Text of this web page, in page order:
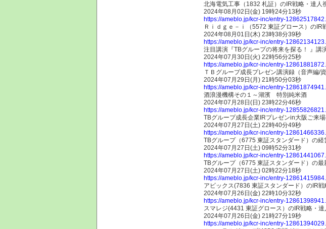
北海電気工事（1832 札証）のIR戦略・達人
2024年08月02日(金) 19時24分13秒
https://ameblo.jp/kcr-inc/entry-
Ｒｉｄｇｅ－ｉ（5572 東証グロース）のIR
2024年08月01日(木) 23時38分39秒
https://ameblo.jp/kcr-inc/entry-
注目講演『TBグループの将来を探る！ 』講
2024年07月30日(火) 22時56分25秒
https://ameblo.jp/kcr-inc/entry-
ＴＢグループ成長プレゼン講演録（音声編/
2024年07月29日(月) 21時50分03秒
https://ameblo.jp/kcr-inc/entry-
酒浪漫機構その１～湖濱 特別純米酒
2024年07月28日(日) 23時22分46秒
https://ameblo.jp/kcr-inc/entry-
TBグループ成長企業IRプレゼンin大阪ご来
2024年07月27日(土) 22時40分49秒
https://ameblo.jp/kcr-inc/entry-
TBグループ（6775 東証スタンダード）の経
2024年07月27日(土) 09時52分31秒
https://ameblo.jp/kcr-inc/entry-
TBグループ（6775 東証スタンダード）の最
2024年07月27日(土) 02時22分18秒
https://ameblo.jp/kcr-inc/entry-
アビックス(7836 東証スタンダード）のIR戦
2024年07月26日(金) 22時10分32秒
https://ameblo.jp/kcr-inc/entry-
スマレジ(4431 東証グロース）のIR戦略・達
2024年07月26日(金) 21時27分19秒
https://ameblo.jp/kcr-inc/entry-